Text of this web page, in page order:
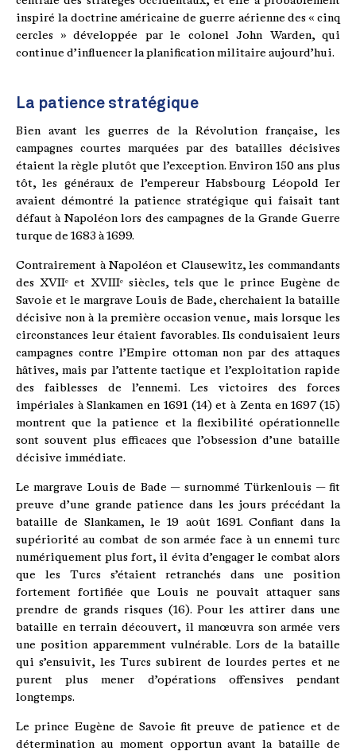
inspiré la doctrine américaine de guerre aérienne des « cinq
cercles » développée par le colonel John Warden, qui
continue d’influencer la planification militaire aujourd’hui.
La patience stratégique
Bien avant les guerres de la Révolution française, les
campagnes courtes marquées par des batailles décisives
étaient la règle plutôt que l’exception. Environ 150 ans plus
tôt, les généraux de l’empereur Habsbourg Léopold Ier
avaient démontré la patience stratégique qui faisait tant
défaut à Napoléon lors des campagnes de la Grande Guerre
turque de 1683 à 1699.
Contrairement à Napoléon et Clausewitz, les commandants
des XVIIᵉ et XVIIIᵉ siècles, tels que le prince Eugène de
Savoie et le margrave Louis de Bade, cherchaient la bataille
décisive non à la première occasion venue, mais lorsque les
circonstances leur étaient favorables. Ils conduisaient leurs
campagnes contre l’Empire ottoman non par des attaques
hâtives, mais par l’attente tactique et l’exploitation rapide
des faiblesses de l’ennemi. Les victoires des forces
impériales à Slankamen en 1691 (14) et à Zenta en 1697 (15)
montrent que la patience et la flexibilité opérationnelle
sont souvent plus efficaces que l’obsession d’une bataille
décisive immédiate.
Le margrave Louis de Bade — surnommé Türkenlouis — fit
preuve d’une grande patience dans les jours précédant la
bataille de Slankamen, le 19 août 1691. Confiant dans la
supériorité au combat de son armée face à un ennemi turc
numériquement plus fort, il évita d’engager le combat alors
que les Turcs s’étaient retranchés dans une position
fortement fortifiée que Louis ne pouvait attaquer sans
prendre de grands risques (16). Pour les attirer dans une
bataille en terrain découvert, il manœuvra son armée vers
une position apparemment vulnérable. Lors de la bataille
qui s’ensuivit, les Turcs subirent de lourdes pertes et ne
purent plus mener d’opérations offensives pendant
longtemps.
Le prince Eugène de Savoie fit preuve de patience et de
détermination au moment opportun avant la bataille de